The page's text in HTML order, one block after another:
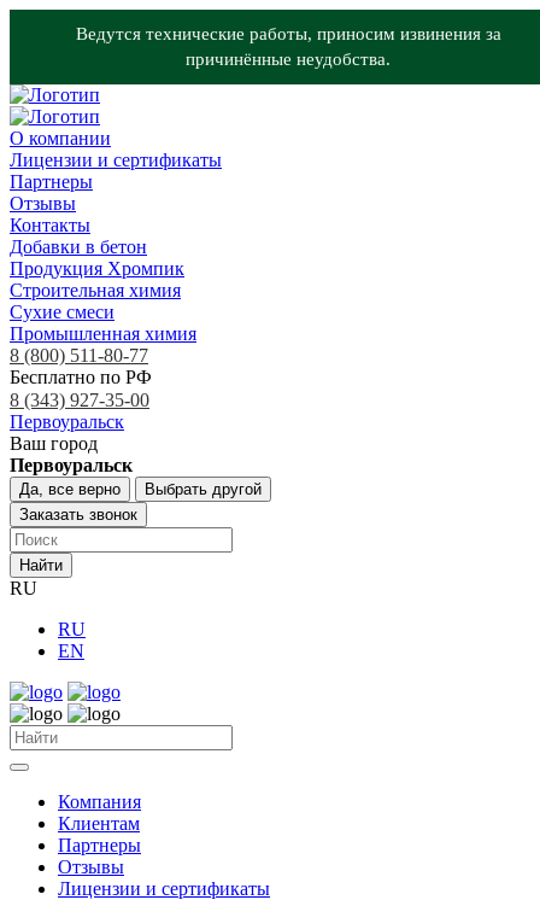
Ведутся технические работы, приносим извинения за
причинённые неудобства.
О компании
Лицензии и сертификаты
Партнеры
Отзывы
Контакты
Добавки в бетон
Продукция Хромпик
Строительная химия
Сухие смеси
Промышленная химия
8 (800) 511-80-77
Бесплатно по РФ
8 (343) 927-35-00
Первоуральск
Ваш город
Первоуральск
Да, все верно
Выбрать другой
Заказать звонок
Найти
RU
RU
EN
Компания
Клиентам
Партнеры
Отзывы
Лицензии и сертификаты